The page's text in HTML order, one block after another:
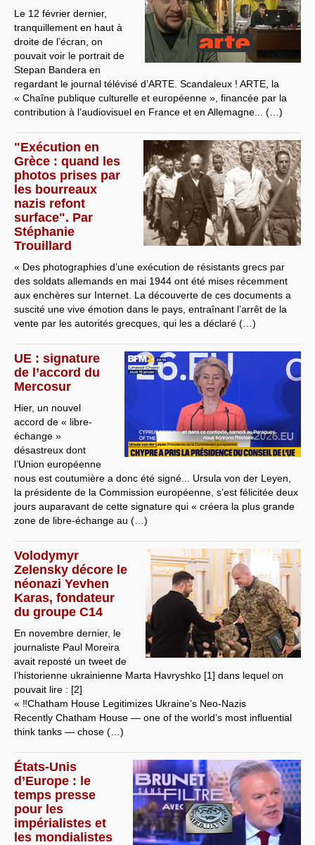
Le 12 février dernier,
tranquillement en haut à
droite de l’écran, on
pouvait voir le portrait de
Stepan Bandera en
regardant le journal télévisé d’ARTE. Scandaleux ! ARTE, la
« Chaîne publique culturelle et européenne », financée par la
contribution à l’audiovisuel en France et en Allemagne... (…)
"Exécution en
Grèce : quand les
photos prises par
les bourreaux
nazis refont
surface". Par
Stéphanie
Trouillard
« Des photographies d’une exécution de résistants grecs par
des soldats allemands en mai 1944 ont été mises récemment
aux enchères sur Internet. La découverte de ces documents a
suscité une vive émotion dans le pays, entraînant l’arrêt de la
vente par les autorités grecques, qui les a déclaré (…)
UE : signature
de l’accord du
Mercosur
Hier, un nouvel
accord de « libre-
échange »
désastreux dont
l’Union européenne
nous est coutumière a donc été signé... Ursula von der Leyen,
la présidente de la Commission européenne, s’est félicitée deux
jours auparavant de cette signature qui « créera la plus grande
zone de libre-échange au (…)
Volodymyr
Zelensky décore le
néonazi Yevhen
Karas, fondateur
du groupe C14
En novembre dernier, le
journaliste Paul Moreira
avait reposté un tweet de
l’historienne ukrainienne Marta Havryshko [1] dans lequel on
pouvait lire : [2]
« ‼️Chatham House Legitimizes Ukraine’s Neo-Nazis
Recently Chatham House — one of the world’s most influential
think tanks — chose (…)
États-Unis
d’Europe : le
temps presse
pour les
impérialistes et
les mondialistes